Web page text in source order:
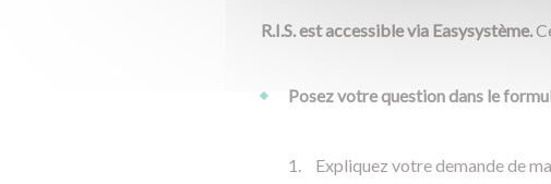
R.I.S. est accessible via Easysystème.
Posez votre question dans le
Expliquez votre demande de